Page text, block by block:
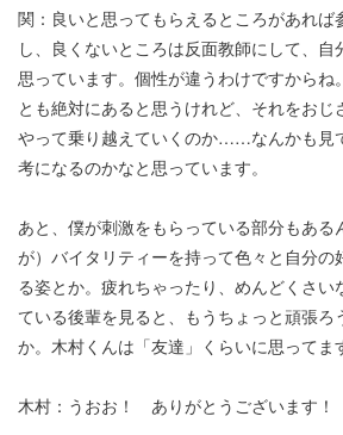
関：良いと思ってもらえるところがあれば
し、良くないところは反面教師にして、自
思っています。個性が違うわけですからね
とも絶対にあると思うけれど、それをおじ
やって乗り越えていくのか……なんかも見
考になるのかなと思っています。
あと、僕が刺激をもらっている部分もある
が）バイタリティーを持って色々と自分の
る姿とか。疲れちゃったり、めんどくさい
ている後輩を見ると、もうちょっと頑張ろ
か。木村くんは「友達」くらいに思ってま
木村：うおお！ ありがとうございます！